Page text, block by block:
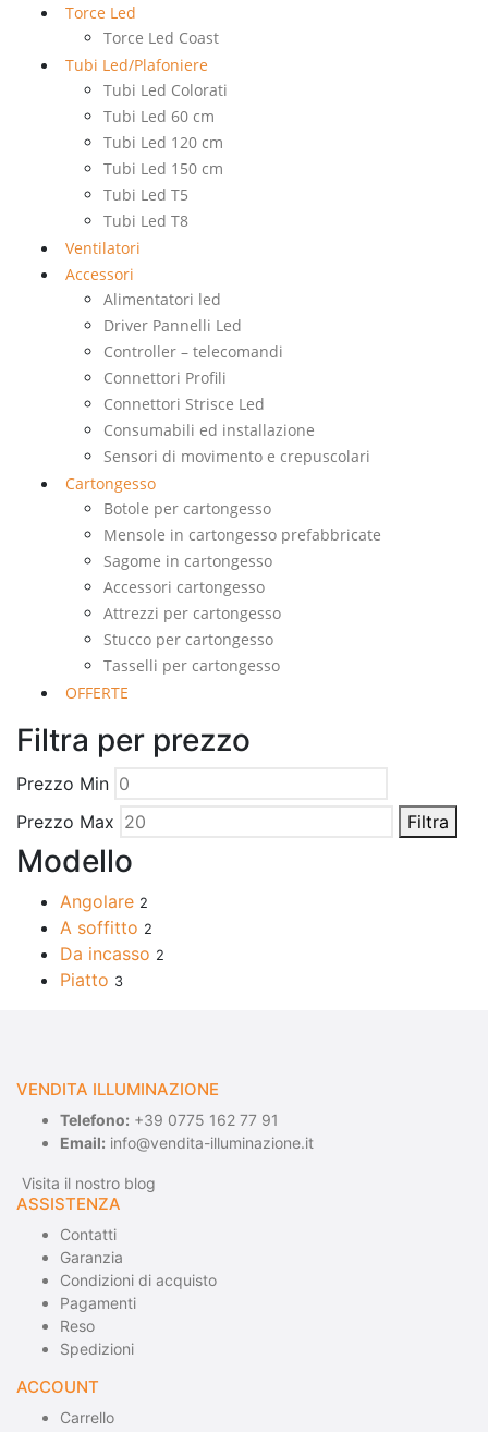
Torce Led
Torce Led Coast
Tubi Led/Plafoniere
Tubi Led Colorati
Tubi Led 60 cm
Tubi Led 120 cm
Tubi Led 150 cm
Tubi Led T5
Tubi Led T8
Ventilatori
Accessori
Alimentatori led
Driver Pannelli Led
Controller – telecomandi
Connettori Profili
Connettori Strisce Led
Consumabili ed installazione
Sensori di movimento e crepuscolari
Cartongesso
Botole per cartongesso
Mensole in cartongesso prefabbricate
Sagome in cartongesso
Accessori cartongesso
Attrezzi per cartongesso
Stucco per cartongesso
Tasselli per cartongesso
OFFERTE
Filtra per prezzo
Prezzo Min
Prezzo Max
Filtra
Modello
Angolare 2
A soffitto 2
Da incasso 2
Piatto 3
VENDITA ILLUMINAZIONE
Telefono: +39 0775 162 77 91
Email: info@vendita-illuminazione.it
Visita il nostro blog
ASSISTENZA
Contatti
Garanzia
Condizioni di acquisto
Pagamenti
Reso
Spedizioni
ACCOUNT
Carrello